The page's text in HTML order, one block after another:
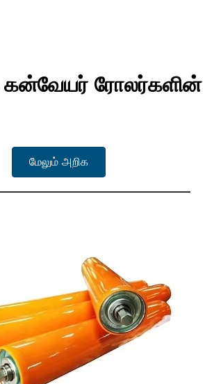
கன்வேயர் ரோலர்களின்
மேலும் அறிக